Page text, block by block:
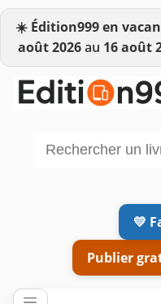
☀️ Édition999 en
août 2026au 16 août
💛
Publier